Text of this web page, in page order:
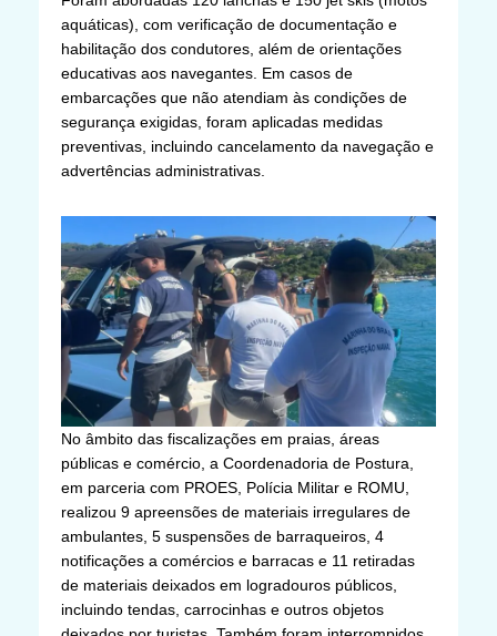
aquáticas), com verificação de documentação e
habilitação dos condutores, além de orientações
educativas aos navegantes. Em casos de
embarcações que não atendiam às condições de
segurança exigidas, foram aplicadas medidas
preventivas, incluindo cancelamento da navegação e
advertências administrativas.
No âmbito das fiscalizações em praias, áreas
públicas e comércio, a Coordenadoria de Postura,
em parceria com PROES, Polícia Militar e ROMU,
realizou 9 apreensões de materiais irregulares de
ambulantes, 5 suspensões de barraqueiros, 4
notificações a comércios e barracas e 11 retiradas
de materiais deixados em logradouros públicos,
incluindo tendas, carrocinhas e outros objetos